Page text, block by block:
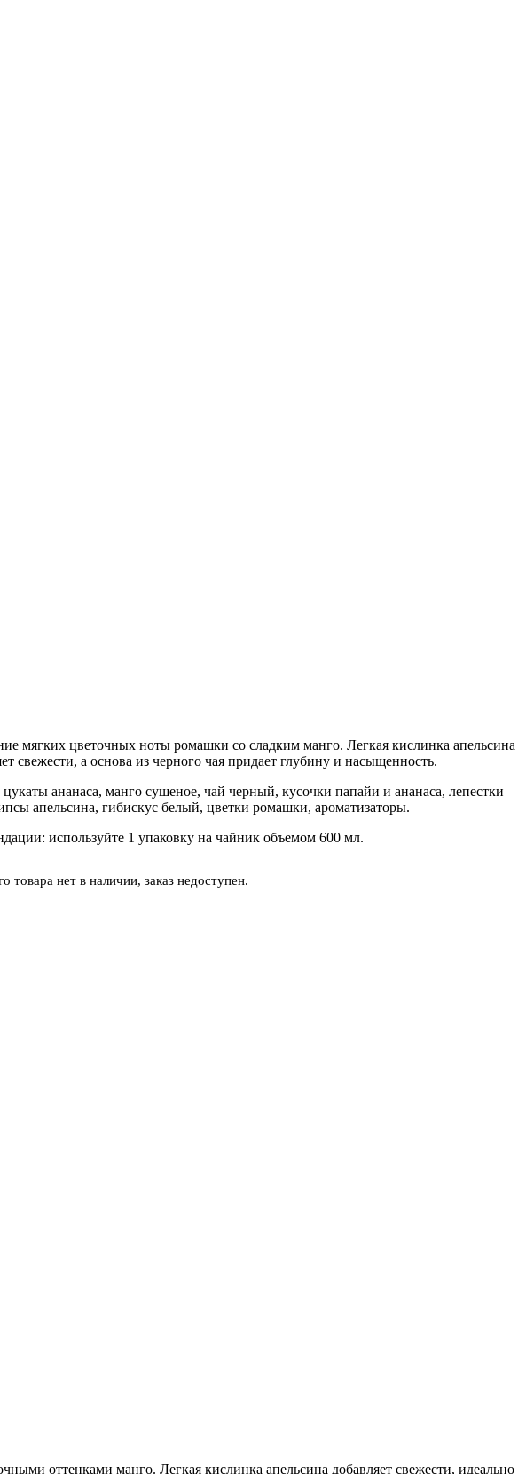
мягких цветочных ноты ромашки со сладким манго. Легкая кислинка апельсина
свежести, а основа из черного чая придает глубину и насыщенность.
цукаты ананаса, манго сушеное, чай черный, кусочки папайи и ананаса, лепестки
апельсина, гибискус белый, цветки ромашки, ароматизаторы.
используйте 1 упаковку на чайник объемом 600 мл.
товара нет в наличии, заказ недоступен.
оттенками манго. Легкая кислинка апельсина добавляет свежести, идеально